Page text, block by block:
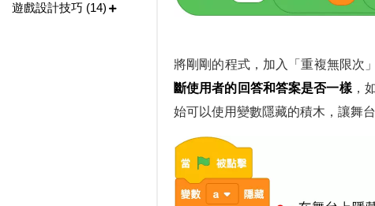
將剛剛的程式，加入「重複無限次
斷使用者的回答和答案是否一樣，
始可以使用變數隱藏的積木，讓舞
遊戲設計技巧 (14)